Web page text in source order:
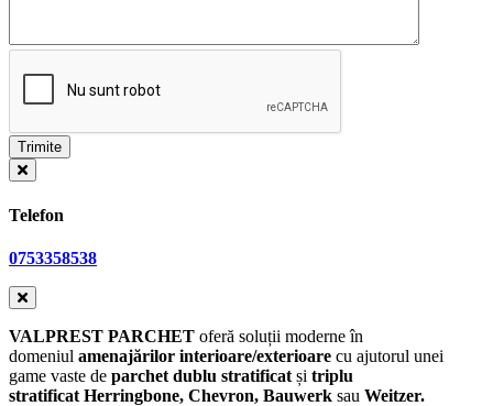
Telefon
0753358538
VALPREST PARCHET oferă soluții moderne în
domeniul amenajărilor interioare/exterioare cu ajutorul unei
game vaste de parchet dublu stratificat și triplu
stratificat Herringbone, Chevron, Bauwerk sau Weitzer.